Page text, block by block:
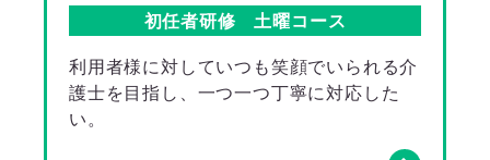
初任者研修 土曜コース
利用者様に対していつも笑顔でいられる介
護士を目指し、一つ一つ丁寧に対応した
い。